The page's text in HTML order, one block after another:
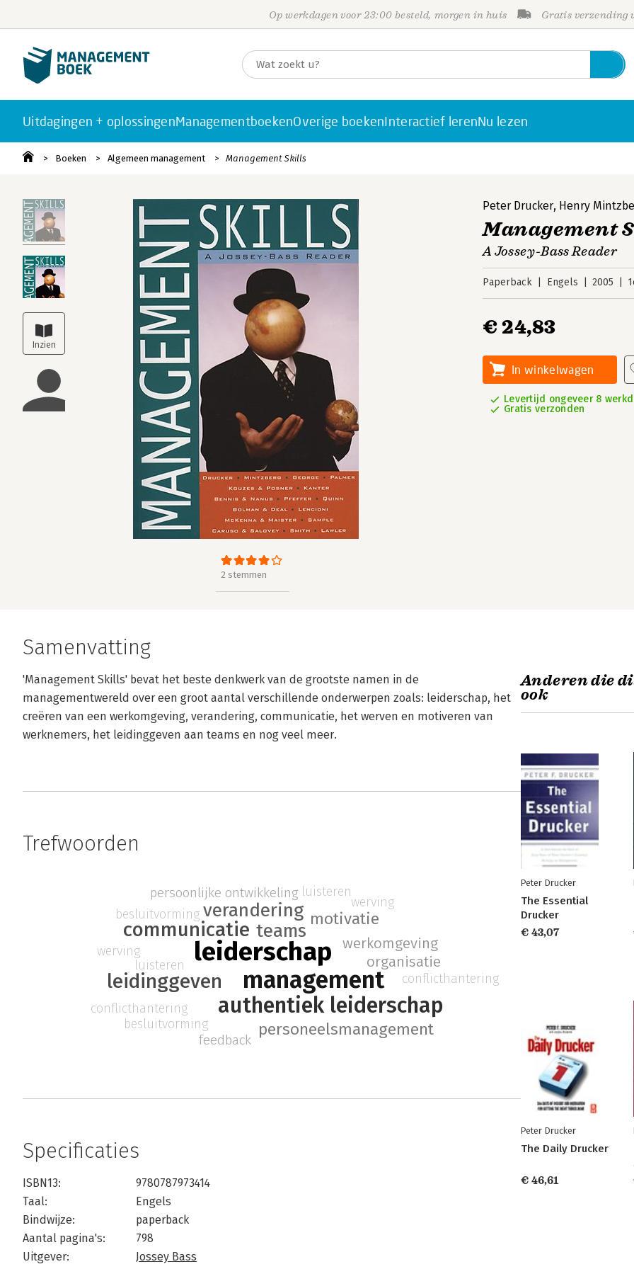
Op werkdagen voor 23:00 besteld, morgen in huis Gratis verzending
Uitdagingen + oplossingenManagementboekenOverige boekenInteractief lerenNu lezen
Boeken Algemeen management Management Skills
2 stemmen
Peter Drucker, Henry
Management
A Jossey-Bass Reader
Paperback Engels 2005
€ 24,83
In winkelwagen
Levertijd ongeveer 8
Gratis verzonden
Samenvatting
'Management Skills' bevat het beste denkwerk van de grootste namen in de
managementwereld over een groot aantal verschillende onderwerpen zoals: leiderschap, het
creëren van een werkomgeving, verandering, communicatie, het werven en motiveren van
werknemers, het leidinggeven aan teams en nog veel meer.
Trefwoorden
leiderschap
management
authentiek leiderschap
leidinggeven
communicatie teams
verandering
personeelsmanagement
motivatie
werkomgeving
organisatie
feedback
persoonlijke ontwikkeling
besluitvorming
luisteren
conflicthantering
werving
besluitvorming
luisteren
conflicthantering
werving
Specificaties
ISBN13:
9780787973414
Taal:
Engels
Bindwijze:
paperback
Aantal pagina's:
798
Uitgever:
Jossey Bass
Anderen die
ook
Peter Drucker
The Essential
Drucker
€ 43,07
Peter Drucker
The Daily Drucker
€ 46,61